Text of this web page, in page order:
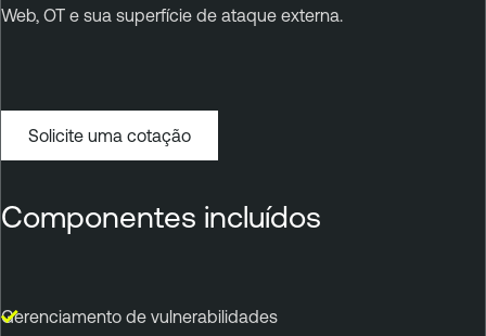
Web, OT e sua superfície de ataque externa.
Solicite uma cotação
Componentes incluídos
Gerenciamento de vulnerabilidades